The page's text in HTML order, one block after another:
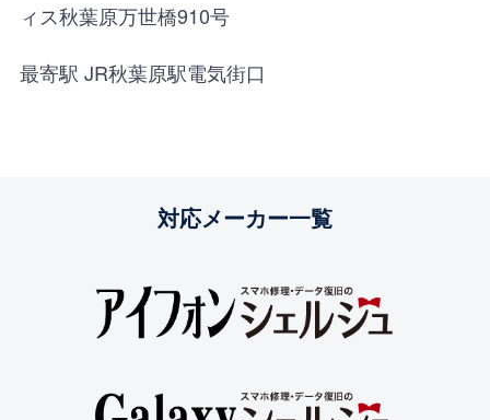
ィス秋葉原万世橋910号
最寄駅 JR秋葉原駅電気街口
対応メーカー一覧